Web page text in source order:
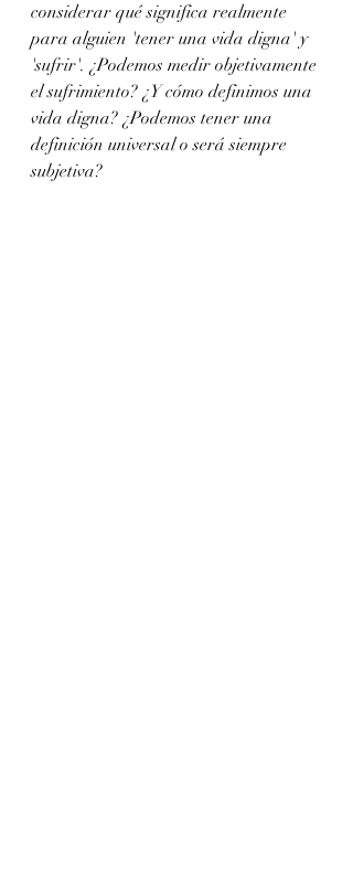
considerar qué significa realmente
para alguien 'tener una vida digna' y
'sufrir'. ¿Podemos medir objetivamente
el sufrimiento? ¿Y cómo definimos una
vida digna? ¿Podemos tener una
definición universal o será siempre
subjetiva?